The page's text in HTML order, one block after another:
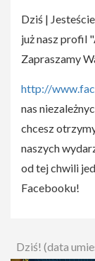
Zapraszamy i
Dziś |
już nasz profil
Zapraszamy
http://
nas
chcesz
naszych
od tej chwili
Facebooku!
Dziś! (data